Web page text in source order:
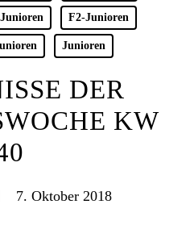
F2-Junioren
Junioren
DER
KW
7. Oktober 2018